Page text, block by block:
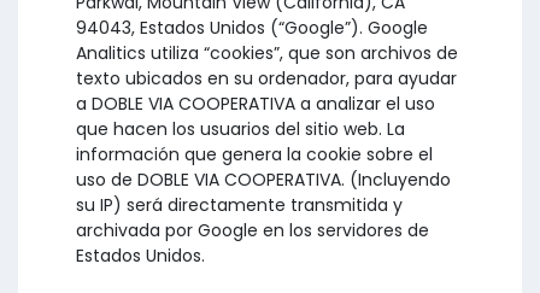
94043, Estados Unidos (“Google”). Google
Analitics utiliza “cookies”, que son archivos de
texto ubicados en su ordenador, para ayudar
a DOBLE VIA COOPERATIVA a analizar el uso
que hacen los usuarios del sitio web. La
información que genera la cookie sobre el
uso de DOBLE VIA COOPERATIVA. (Incluyendo
su IP) será directamente transmitida y
archivada por Google en los servidores de
Estados Unidos.